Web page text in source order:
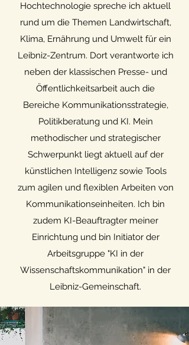
Hochtechnologie spreche ich aktuell
rund um die Themen Landwirtschaft,
Klima, Ernährung und Umwelt für ein
Leibniz-Zentrum. Dort verantworte ich
neben der klassischen Presse- und
Öffentlichkeitsarbeit auch die
Bereiche Kommunikationsstrategie,
Politikberatung und KI. Mein
methodischer und strategischer
Schwerpunkt liegt aktuell auf der
künstlichen Intelligenz sowie Tools
zum agilen und flexiblen Arbeiten von
Kommunikationseinheiten. Ich bin
zudem KI-Beauftragter meiner
Einrichtung und bin Initiator der
Arbeitsgruppe "KI in der
Wissenschaftskommunikation" in der
Leibniz-Gemeinschaft.